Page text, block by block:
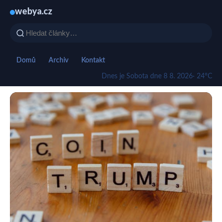
webya.cz
Domů Archiv Kontakt
Dnes je Sobota dne 8 8. 2026· 24°C